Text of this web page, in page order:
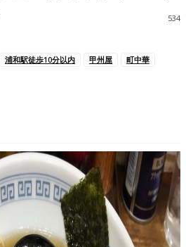
534
浦和駅徒歩10分以内 甲州屋 町中華